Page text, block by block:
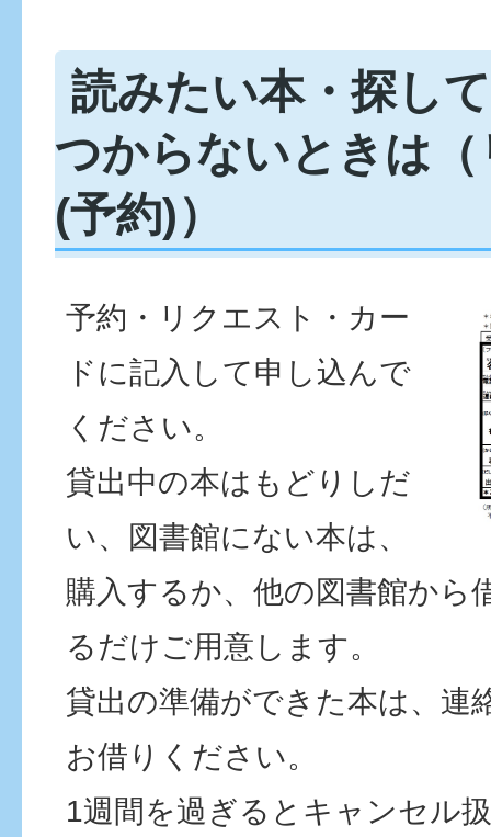
読みたい本・探し
つからないときは
(予約)）
予約・リクエスト・カー
ドに記入して申し込んで
ください。
貸出中の本はもどりしだ
い、図書館にない本は、
購入するか、他の図書館から
るだけご用意します。
貸出の準備ができた本は、連
お借りください。
1週間を過ぎるとキャンセル